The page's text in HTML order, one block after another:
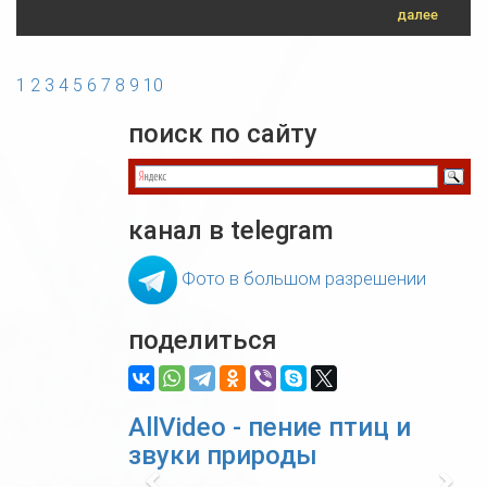
далее
1 2 3 4 5 6 7 8 9 10
поиск по сайту
канал в telegram
Фото в большом разрешении
поделиться
AllVideo - пение птиц и
звуки природы